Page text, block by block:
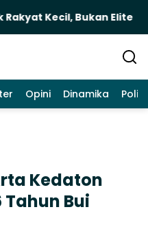
Bukan Elite
Opini Dinamika
Kedaton
Bui